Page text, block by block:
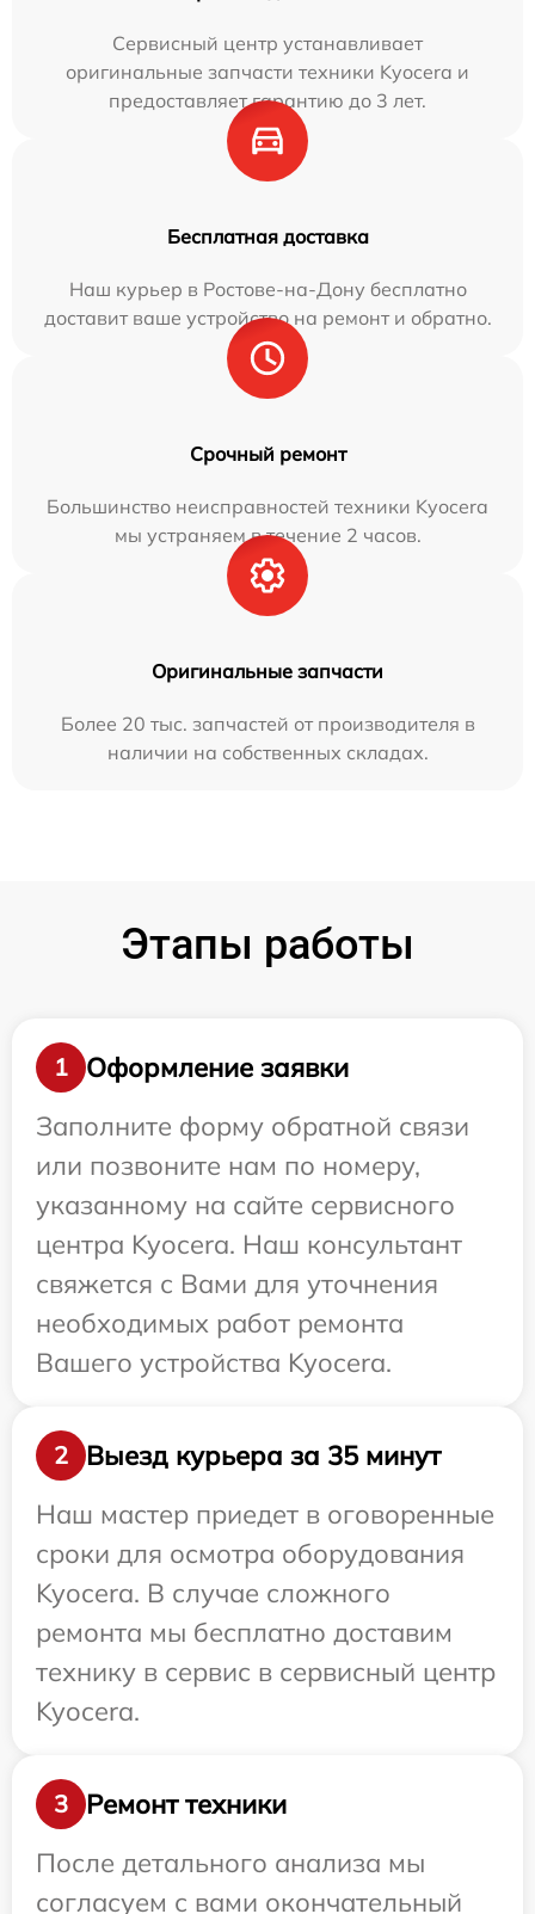
Сервисный центр устанавливает
оригинальные запчасти техники Kyocera и
предоставляет гарантию до 3 лет.
Бесплатная доставка
Наш курьер в Ростове-на-Дону бесплатно
доставит ваше устройство на ремонт и обратно.
Срочный ремонт
Большинство неисправностей техники Kyocera
мы устраняем в течение 2 часов.
Оригинальные запчасти
Более 20 тыс. запчастей от производителя в
наличии на собственных складах.
Этапы работы
1
Оформление заявки
Заполните форму обратной связи
или позвоните нам по номеру,
указанному на сайте сервисного
центра Kyocera. Наш консультант
свяжется с Вами для уточнения
необходимых работ ремонта
Вашего устройства Kyocera.
2
Выезд курьера за 35 минут
Наш мастер приедет в оговоренные
сроки для осмотра оборудования
Kyocera. В случае сложного
ремонта мы бесплатно доставим
технику в сервис в сервисный центр
Kyocera.
3
Ремонт техники
После детального анализа мы
согласуем с вами окончательный